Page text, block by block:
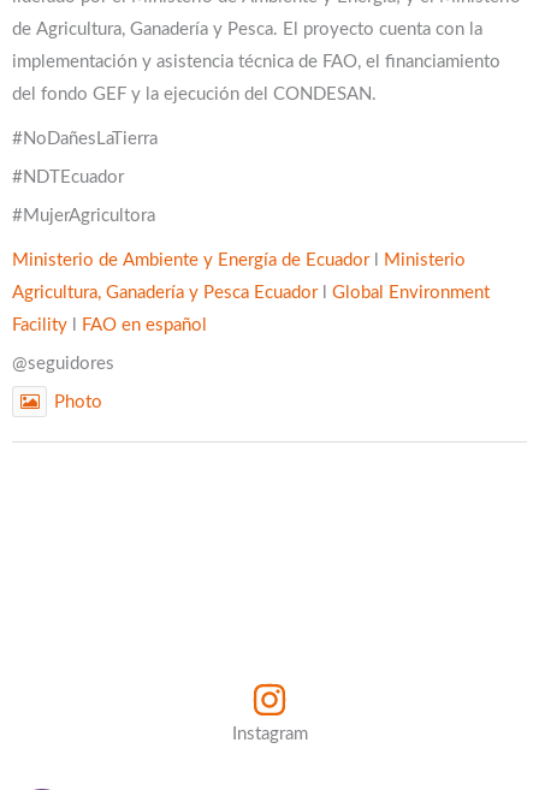
de Agricultura, Ganadería y Pesca. El proyecto cuenta con la
implementación y asistencia técnica de FAO, el financiamiento
del fondo GEF y la ejecución del CONDESAN.
#NoDañesLaTierra
#NDTEcuador
#MujerAgricultora
Ministerio de Ambiente y Energía de Ecuadorl
Ministerio
Agricultura, Ganadería y Pesca Ecuadorl Global Environment
Facility
FAO en español
@seguidores
Photo
Instagram